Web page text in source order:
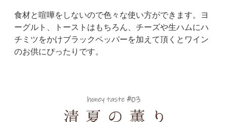
食材と喧嘩をしないので色々な使い方ができます。ヨ
ーグルト、トーストはもちろん、チーズや生ハムにハ
チミツをかけブラックペッパーを加えて頂くとワイン
のお供にぴったりです。